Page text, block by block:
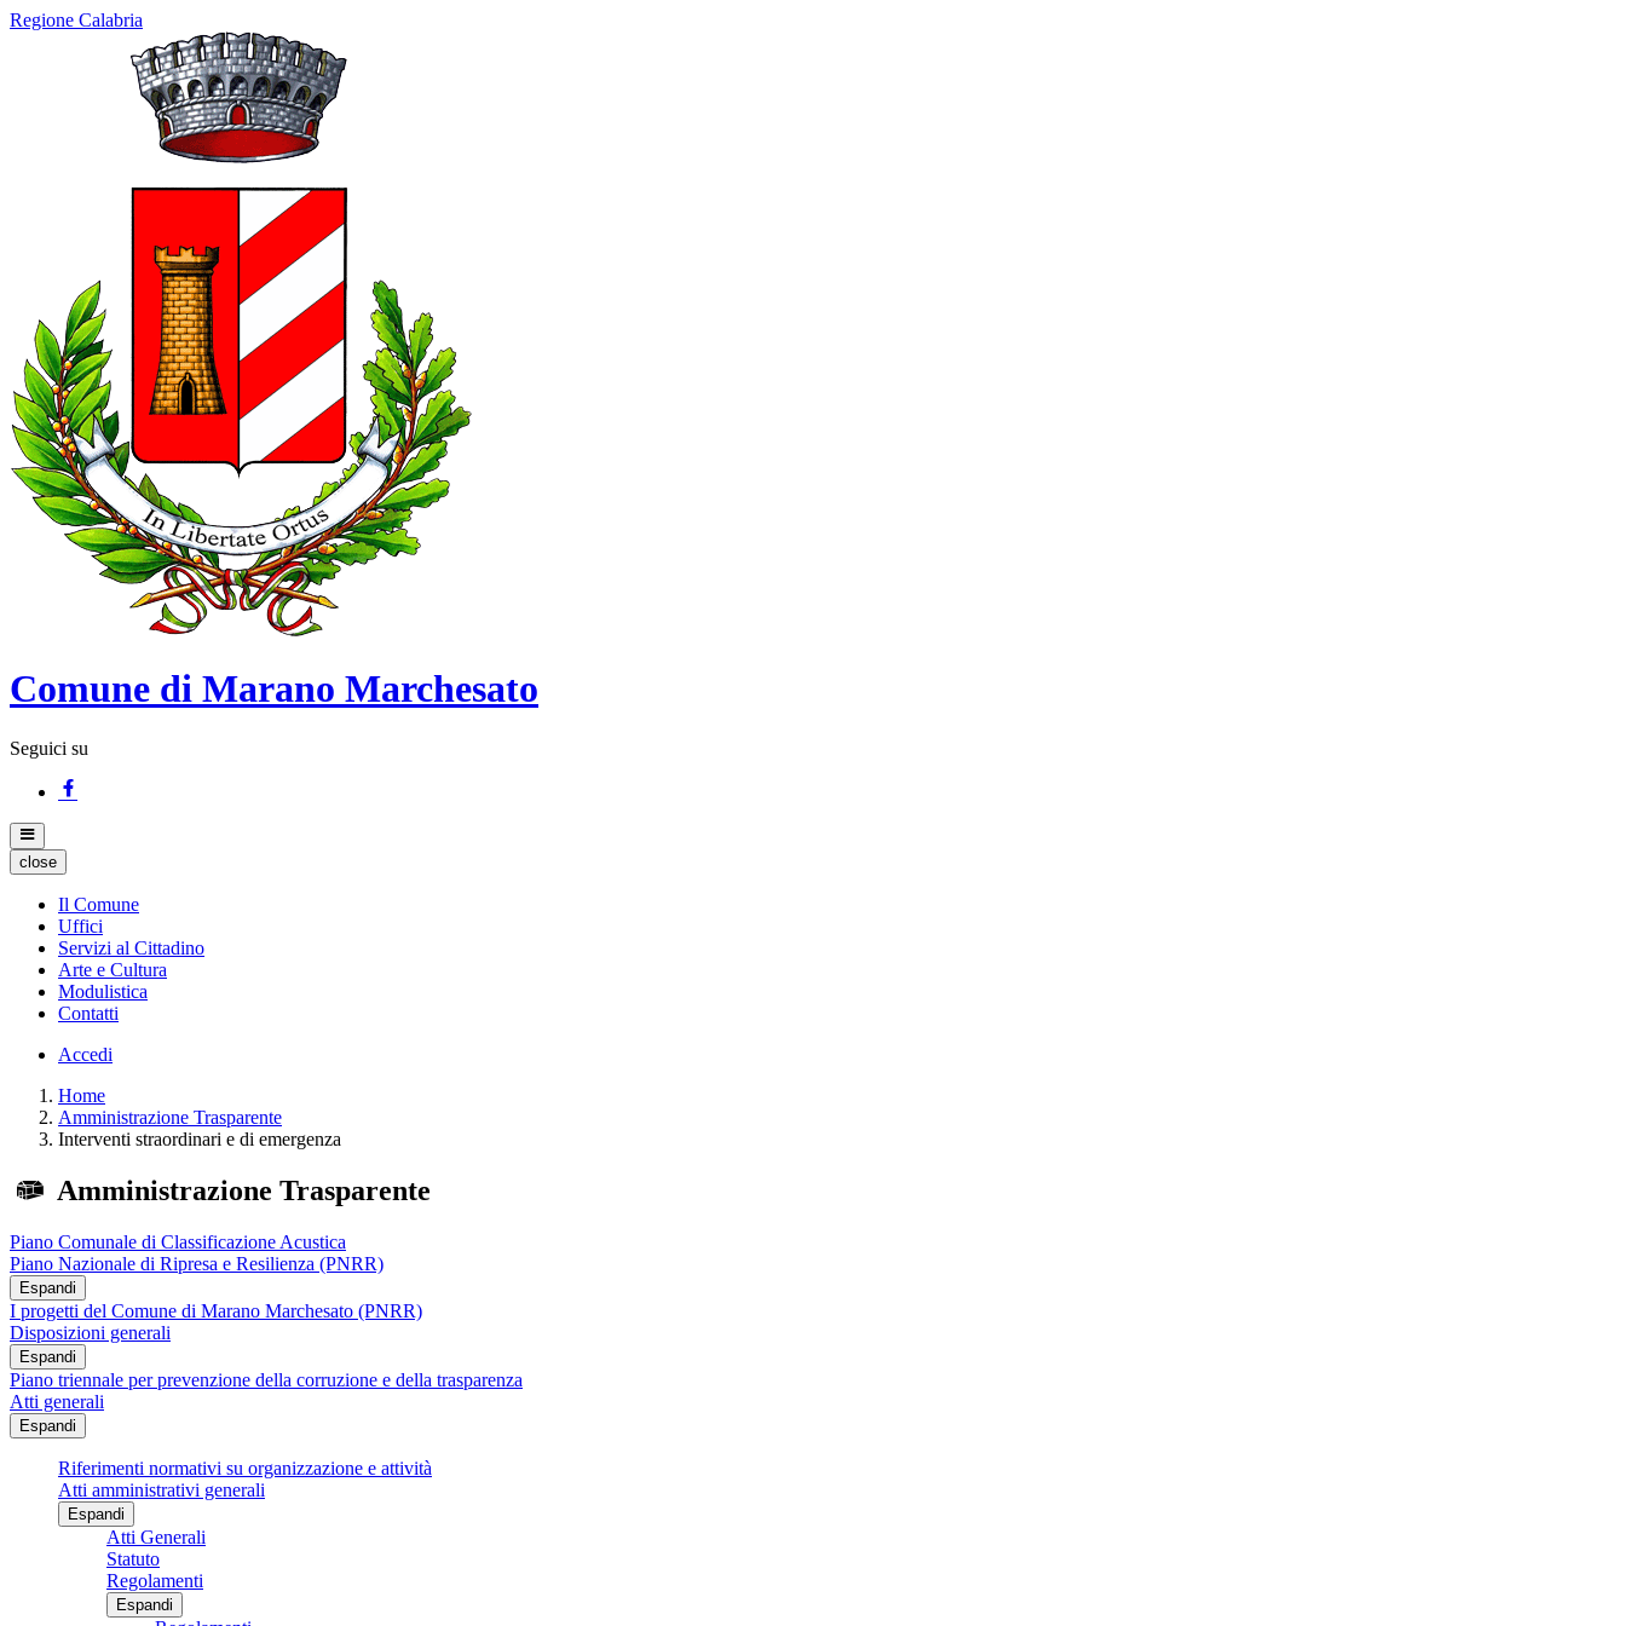
Regione Calabria
Comune di Marano Marchesato
Seguici su
close
Il Comune
Uffici
Servizi al Cittadino
Arte e Cultura
Modulistica
Contatti
Accedi
Home
Amministrazione Trasparente
Interventi straordinari e di emergenza
Amministrazione Trasparente
Piano Comunale di Classificazione Acustica
Piano Nazionale di Ripresa e Resilienza (PNRR)
Espandi
I progetti del Comune di Marano Marchesato (PNRR)
Disposizioni generali
Espandi
Piano triennale per prevenzione della corruzione e della trasparenza
Atti generali
Espandi
Riferimenti normativi su organizzazione e attività
Atti amministrativi generali
Espandi
Atti Generali
Statuto
Regolamenti
Espandi